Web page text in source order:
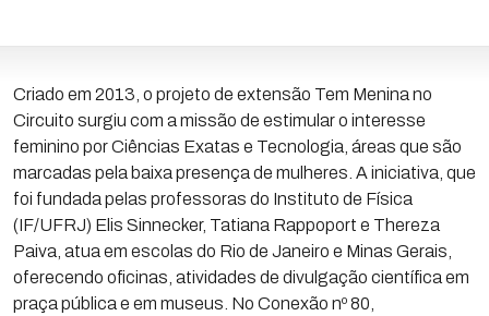
Criado em 2013, o projeto de extensão Tem Menina no
Circuito surgiu com a missão de estimular o interesse
feminino por Ciências Exatas e Tecnologia, áreas que são
marcadas pela baixa presença de mulheres. A iniciativa, que
foi fundada pelas professoras do Instituto de Física
(IF/UFRJ) Elis Sinnecker, Tatiana Rappoport e Thereza
Paiva, atua em escolas do Rio de Janeiro e Minas Gerais,
oferecendo oficinas, atividades de divulgação científica em
praça pública e em museus. No Conexão nº 80,